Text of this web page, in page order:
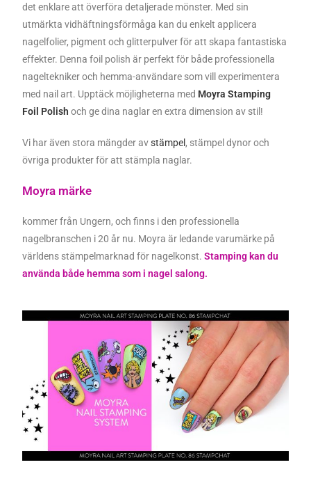
det enklare att överföra detaljerade mönster. Med sin
utmärkta vidhäftningsförmåga kan du enkelt applicera
nagelfolier, pigment och glitterpulver för att skapa fantastiska
effekter. Denna foil polish är perfekt för både professionella
nageltekniker och hemma-användare som vill experimentera
med nail art. Upptäck möjligheterna med Moyra Stamping
Foil Polish och ge dina naglar en extra dimension av stil!
Vi har även stora mängder avstämpel , stämpel dynor och
övriga produkter för att stämpla naglar.
Moyra märke
kommer från Ungern, och finns i den professionella
nagelbranschen i 20 år nu. Moyra är ledande varumärke på
världens stämpelmarknad för nagelkonst.Stamping kan du
använda både hemma som i nagel salong.